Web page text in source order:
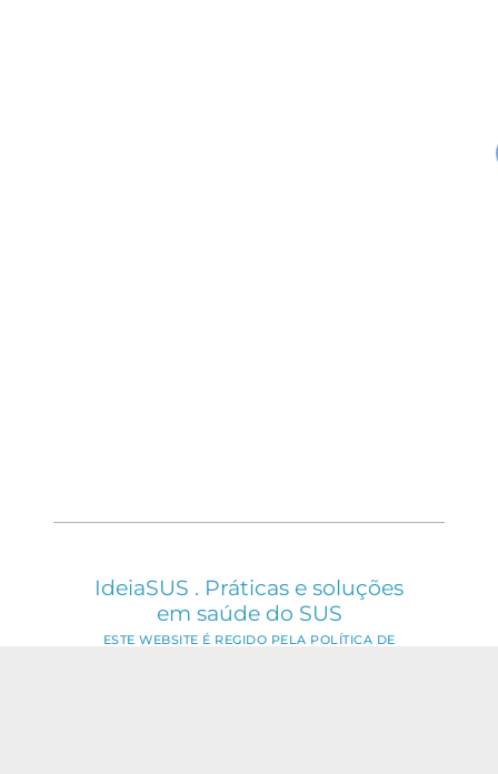
IdeiaSUS . Práticas e soluções
em saúde do SUS
ESTE WEBSITE É REGIDO PELA POLÍTICA DE